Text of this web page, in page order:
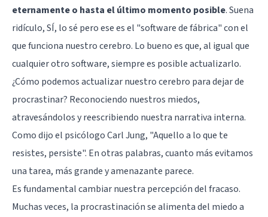
eternamente o hasta el último momento posible. Suena
ridículo, SÍ, lo sé pero ese es el "software de fábrica" con el
que funciona nuestro cerebro. Lo bueno es que, al igual que
cualquier otro software, siempre es posible actualizarlo.
¿Cómo podemos actualizar nuestro cerebro para dejar de
procrastinar? Reconociendo nuestros miedos,
atravesándolos y reescribiendo nuestra narrativa interna.
Como dijo el psicólogo Carl Jung, "Aquello a lo que te
resistes, persiste". En otras palabras, cuanto más evitamos
una tarea, más grande y amenazante parece.
Es fundamental cambiar nuestra percepción del fracaso.
Muchas veces, la procrastinación se alimenta del miedo a